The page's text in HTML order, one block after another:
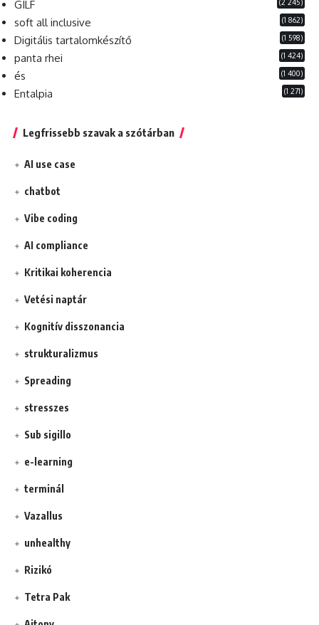
GILF (2 245)
soft all inclusive (1 862)
Digitális tartalomkészítő (1 598)
panta rhei (1 424)
és (1 400)
Entalpia (1 271)
Legfrissebb szavak a szótárban
AI use case
chatbot
Vibe coding
AI compliance
Kritikai koherencia
Vetési naptár
Kognitív disszonancia
strukturalizmus
Spreading
stresszes
Sub sigillo
e-learning
terminál
Vazallus
unhealthy
Rizikó
Tetra Pak